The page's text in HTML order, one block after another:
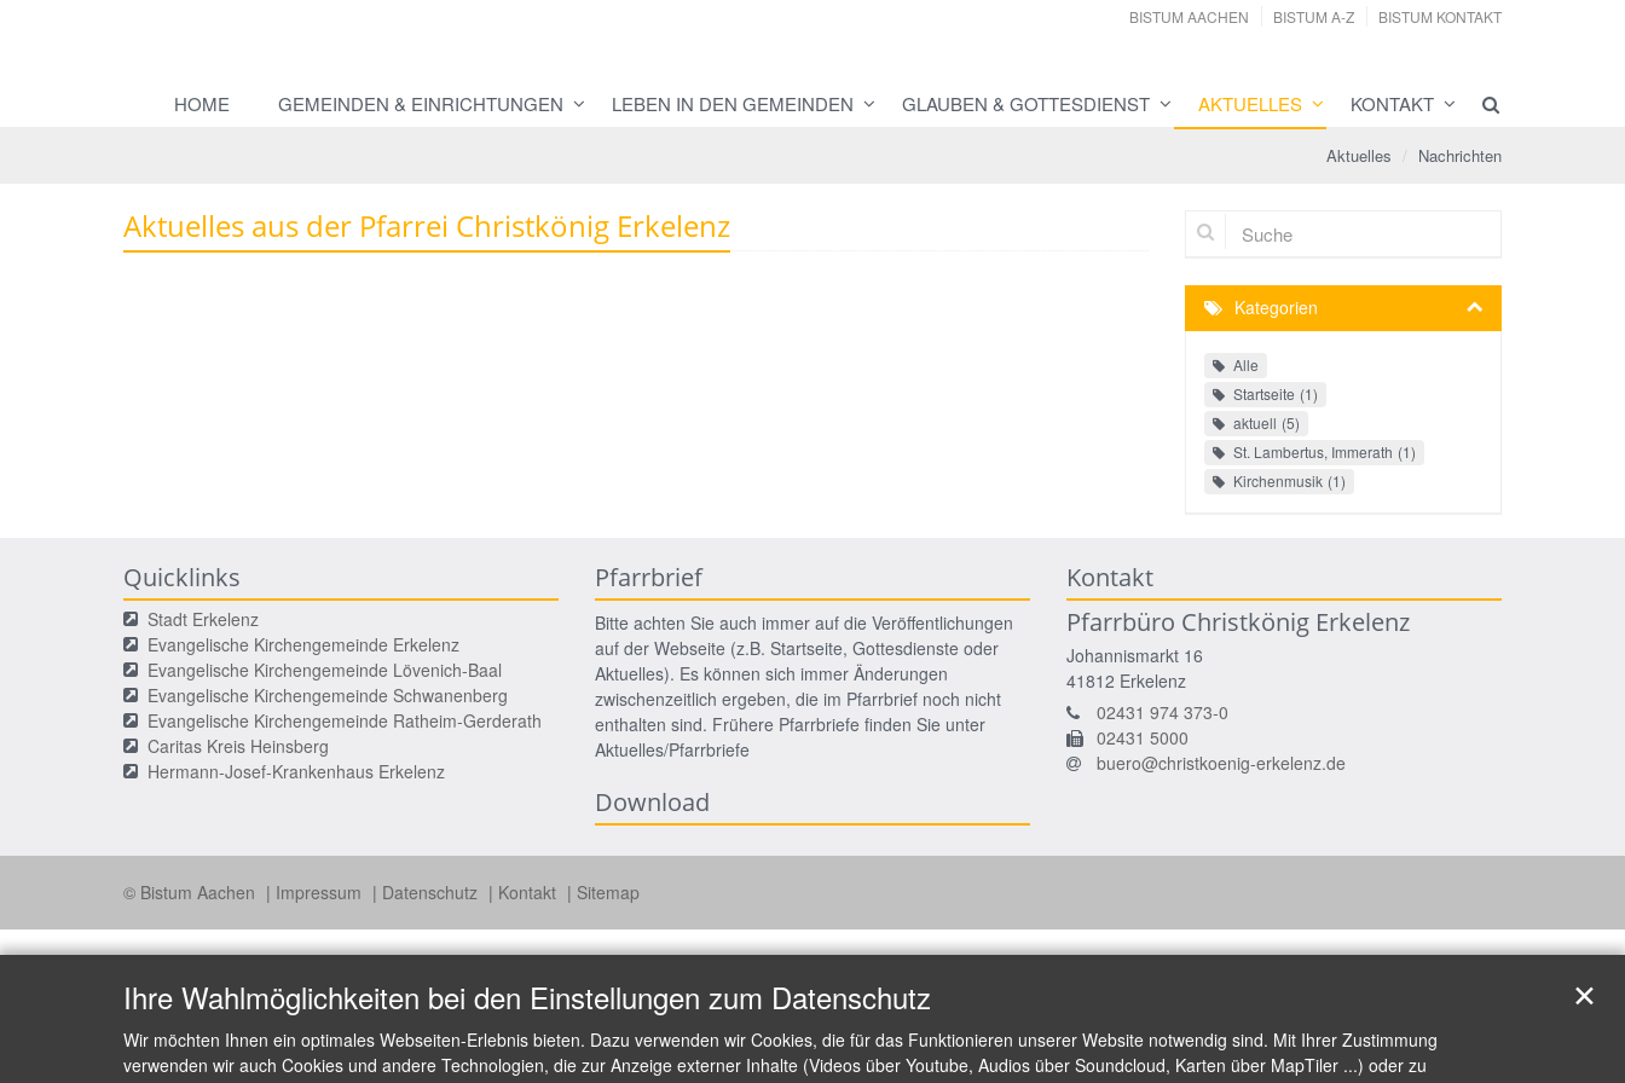
BISTUM AACHEN BISTUM A-Z BISTUM KONTAKT
HOME GEMEINDEN & EINRICHTUNGEN LEBEN IN DEN GEMEINDEN GLAUBEN & GOTTESDIENST AKTUELLES KONTAKT
Aktuelles Nachrichten
Aktuelles aus der Pfarrei Christkönig Erkelenz Suche
Kategorien
Alle
Startseite 1
aktuell 5
St. Lambertus, Immerath 1
Kirchenmusik 1
Quicklinks
Stadt Erkelenz
Evangelische Kirchengemeinde Erkelenz
Evangelische Kirchengemeinde Lövenich-Baal
Evangelische Kirchengemeinde Schwanenberg
Evangelische Kirchengemeinde Ratheim-Gerderath
Caritas Kreis Heinsberg
Hermann-Josef-Krankenhaus Erkelenz
Pfarrbrief
Bitte achten Sie auch immer auf die Veröffentlichungen
auf der Webseite (z.B. Startseite, Gottesdienste oder
Aktuelles). Es können sich immer Änderungen
zwischenzeitlich ergeben, die im Pfarrbrief noch nicht
enthalten sind. Frühere Pfarrbriefe finden Sie unter
Aktuelles/Pfarrbriefe
Download
Kontakt
Pfarrbüro Christkönig Erkelenz
Johannismarkt 16
41812 Erkelenz
02431 974 373-0
02431 5000
buero@christkoenig-erkelenz.de
© Bistum Aachen Impressum Datenschutz Kontakt Sitemap
Ihre Wahlmöglichkeiten bei den Einstellungen zum Datenschutz
Wir möchten Ihnen ein optimales Webseiten-Erlebnis bieten. Dazu verwenden wir Cookies, die für das Funktionieren unserer Website notwendig sind. Mit Ihrer Zustimmung
verwenden wir auch Cookies und andere Technologien, die zur Anzeige externer Inhalte (Videos über Youtube, Audios über Soundcloud, Karten über MapTiler ...) oder zu
✕